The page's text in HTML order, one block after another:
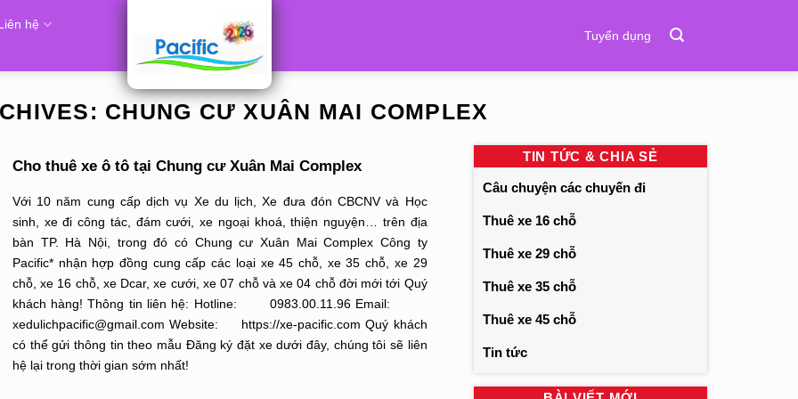
hệ
Tuyển dụng
CHUNG CƯ XUÂN MAI COMPLEX
Cho thuê xe ô tô tại Chung cư Xuân Mai Complex
Với 10 năm cung cấp dịch vụ Xe du lịch, Xe đưa đón CBCNV và Học
sinh, xe đi công tác, đám cưới, xe ngoại khoá, thiện nguyện… trên địa
bàn TP. Hà Nội, trong đó có Chung cư Xuân Mai Complex Công ty
Pacific* nhận hợp đồng cung cấp các loại xe 45 chỗ, xe 35 chỗ, xe 29
chỗ, xe 16 chỗ, xe Dcar, xe cưới, xe 07 chỗ và xe 04 chỗ đời mới tới Quý
khách hàng! Thông tin liên hệ: Hotline: 0983.00.11.96 Email:
xedulichpacific@gmail.com Website: https://xe-pacific.com Quý khách
có thể gửi thông tin theo mẫu Đăng ký đặt xe dưới đây, chúng tôi sẽ liên
hệ lại trong thời gian sớm nhất!
TIN TỨC & CHIA SẺ
Câu chuyện các chuyến đi
Thuê xe 16 chỗ
Thuê xe 29 chỗ
Thuê xe 35 chỗ
Thuê xe 45 chỗ
Tin tức